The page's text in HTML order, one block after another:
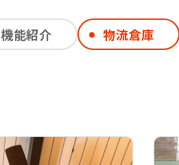
機能紹介
物流倉庫